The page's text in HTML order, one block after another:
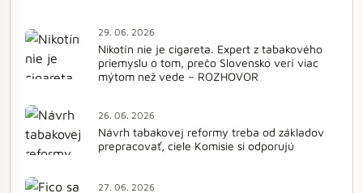
29. 06. 2026
Nikotín nie je cigareta. Expert z tabakového
priemyslu o tom, prečo Slovensko verí viac
mýtom než vede – ROZHOVOR
26. 06. 2026
Návrh tabakovej reformy treba od základov
prepracovať, ciele Komisie si odporujú
27. 06. 2026